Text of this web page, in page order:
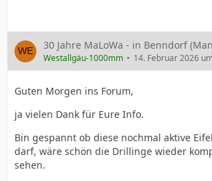
30 Jahre MaLoWa - in Benndorf
Westallgäu-1000mm 14. Februar 2026
Guten Morgen ins Forum,
ja vielen Dank für Eure Info.
Bin gespannt ob diese nochmal aktive
darf, wäre schön die Drillinge wieder
sehen.